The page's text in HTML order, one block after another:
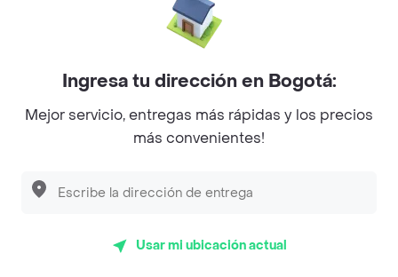
Jugo Mora 12 Oz
$ 7100
Jugo Guanabana 12 Oz
Ingresa tu dirección en Bogotá:
Mejor servicio, entregas más rápidas y los precios
más convenientes!
Usar mi ubicación actual